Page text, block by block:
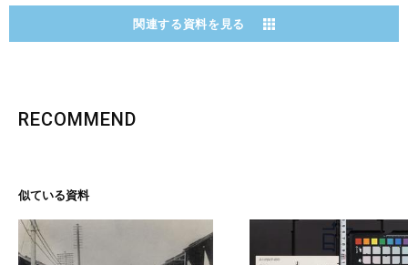
関連する資料を見る
RECOMMEND
似ている資料